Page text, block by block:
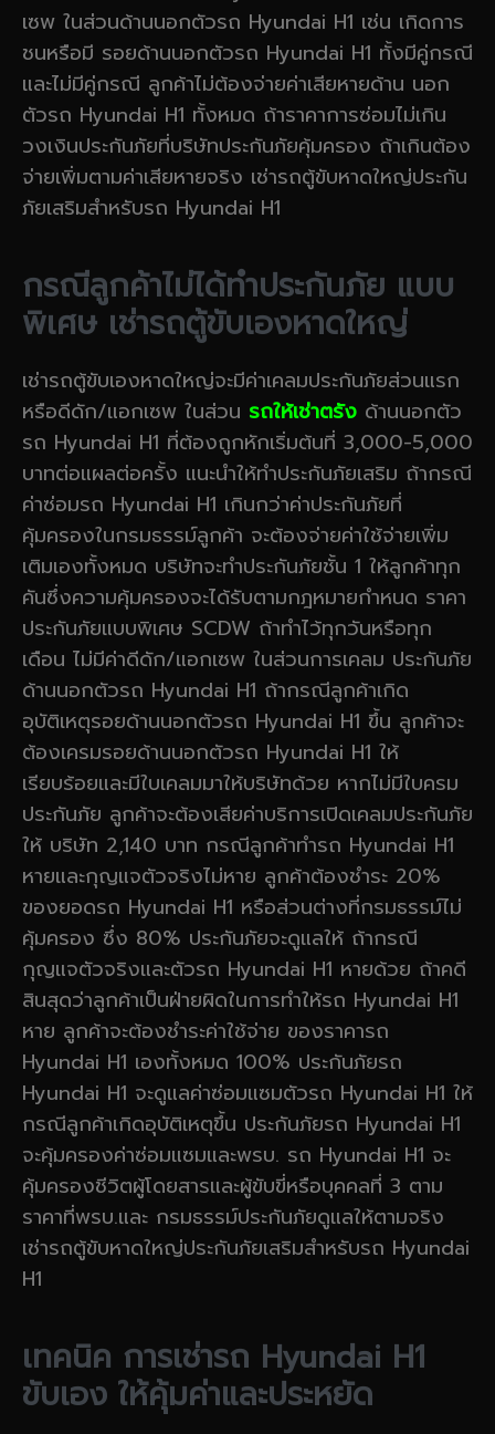
เซพ ในส่วนด้านนอกตัวรถ Hyundai H1 เช่น เกิดการ
ชนหรือมี รอยด้านนอกตัวรถ Hyundai H1 ทั้งมีคู่กรณี
และไม่มีคู่กรณี ลูกค้าไม่ต้องจ่ายค่าเสียหายด้าน นอก
ตัวรถ Hyundai H1 ทั้งหมด ถ้าราคาการซ่อมไม่เกิน
วงเงินประกันภัยที่บริษัทประกันภัยคุ้มครอง ถ้าเกินต้อง
จ่ายเพิ่มตามค่าเสียหายจริง เช่ารถตู้ขับหาดใหญ่ประกัน
ภัยเสริมสำหรับรถ Hyundai H1
กรณีลูกค้าไม่ได้ทำประกันภัย แบบ
พิเศษ เช่ารถตู้ขับเองหาดใหญ่
เช่ารถตู้ขับเองหาดใหญ่จะมีค่าเคลมประกันภัยส่วนแรก
หรือดีดัก/แอกเซพ ในส่วน รถให้เช่าตรัง ด้านนอกตัว
รถ Hyundai H1 ที่ต้องถูกหักเริ่มต้นที่ 3,000-5,000
บาทต่อแผลต่อครั้ง แนะนำให้ทำประกันภัยเสริม ถ้ากรณี
ค่าซ่อมรถ Hyundai H1 เกินกว่าค่าประกันภัยที่
คุ้มครองในกรมธรรม์ลูกค้า จะต้องจ่ายค่าใช้จ่ายเพิ่ม
เติมเองทั้งหมด บริษัทจะทำประกันภัยชั้น 1 ให้ลูกค้าทุก
คันซึ่งความคุ้มครองจะได้รับตามกฎหมายกำหนด ราคา
ประกันภัยแบบพิเศษ SCDW ถ้าทำไว้ทุกวันหรือทุก
เดือน ไม่มีค่าดีดัก/แอกเซพ ในส่วนการเคลม ประกันภัย
ด้านนอกตัวรถ Hyundai H1 ถ้ากรณีลูกค้าเกิด
อุบัติเหตุรอยด้านนอกตัวรถ Hyundai H1 ขึ้น ลูกค้าจะ
ต้องเครมรอยด้านนอกตัวรถ Hyundai H1 ให้
เรียบร้อยและมีใบเคลมมาให้บริษัทด้วย หากไม่มีใบครม
ประกันภัย ลูกค้าจะต้องเสียค่าบริการเปิดเคลมประกันภัย
ให้ บริษัท 2,140 บาท กรณีลูกค้าทำรถ Hyundai H1
หายและกุญแจตัวจริงไม่หาย ลูกค้าต้องชำระ 20%
ของยอดรถ Hyundai H1 หรือส่วนต่างที่กรมธรรม์ไม่
คุ้มครอง ซึ่ง 80% ประกันภัยจะดูแลให้ ถ้ากรณี
กุญแจตัวจริงและตัวรถ Hyundai H1 หายด้วย ถ้าคดี
สินสุดว่าลูกค้าเป็นฝ่ายผิดในการทำให้รถ Hyundai H1
หาย ลูกค้าจะต้องชำระค่าใช้จ่าย ของราคารถ
Hyundai H1 เองทั้งหมด 100% ประกันภัยรถ
Hyundai H1 จะดูแลค่าซ่อมแซมตัวรถ Hyundai H1 ให้
กรณีลูกค้าเกิดอุบัติเหตุขึ้น ประกันภัยรถ Hyundai H1
จะคุ้มครองค่าซ่อมแซมและพรบ. รถ Hyundai H1 จะ
คุ้มครองชีวิตผู้โดยสารและผู้ขับขี่หรือบุคคลที่ 3 ตาม
ราคาที่พรบ.และ กรมธรรม์ประกันภัยดูแลให้ตามจริง
เช่ารถตู้ขับหาดใหญ่ประกันภัยเสริมสำหรับรถ Hyundai
H1
เทคนิค การเช่ารถ Hyundai H1
ขับเอง ให้คุ้มค่าและประหยัด